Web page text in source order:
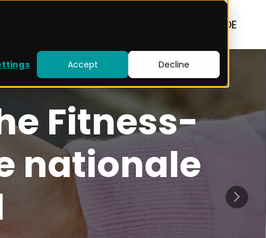
Accept Decline
DE
Fitness-
nationale